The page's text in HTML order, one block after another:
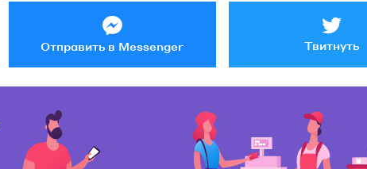
Отправить в Messenger Твитнуть